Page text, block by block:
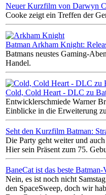
Neuer Kurzfilm von Darwyn
Cooke zeigt ein Treffen der
Batman Arkham Knight:
Batmans neustes Gaming-
Handel.
Cold, Cold Heart - DLC zu
Entwicklerschmiede Warner
Einblicke in die Erweiterung
Seht den Kurzfilm Batman:
Die Party geht weiter und
Hier sein Präsent zum 75.
BaneCat ist das beste
Nein, es ist noch nicht
den SpaceSweep, doch wir